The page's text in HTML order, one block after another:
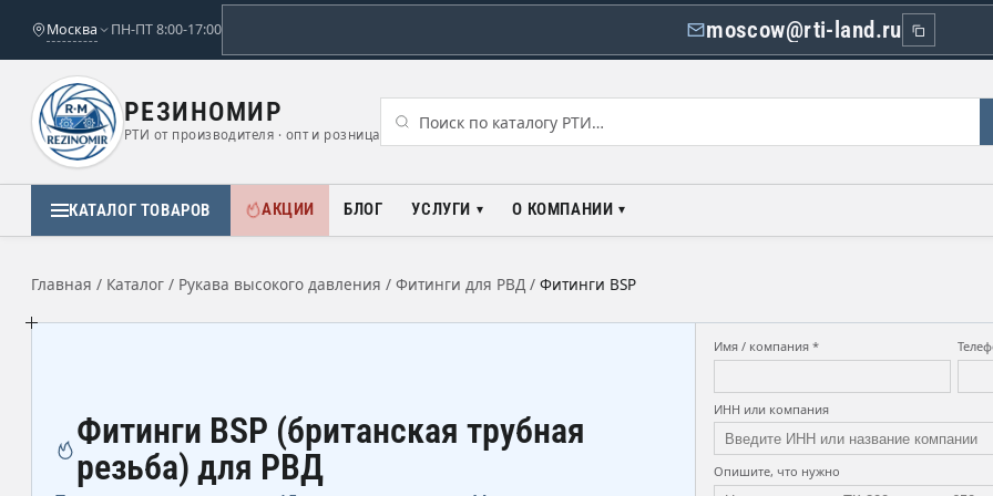
Москва ПН-ПТ 8:00-17:00 moscow@rti-land.ru
РЕЗИНОМИР
РТИ от производителя · опт и розница
КАТАЛОГ ТОВАРОВ АКЦИИ БЛОГ УСЛУГИ О КОМПАНИИ
Главная / Каталог / Рукава высокого давления / Фитинги для РВД / Фитинги BSP
Фитинги BSP (британская трубная
резьба) для РВД
Имя / компания *
ИНН или компания
Опишите, что нужно